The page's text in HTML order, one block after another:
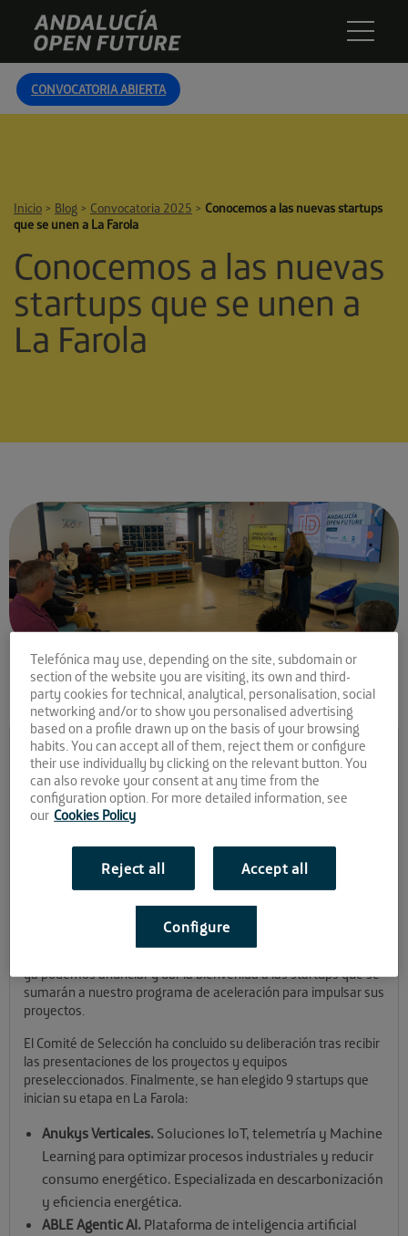
content
Andalucía
Open
Future
CONVOCATORIA ABIERTA
Inicio > Blog > Convocatoria 2025 > Conocemos a las nuevas startups
que se unen a La Farola
Conocemos a las nuevas
startups que se unen a
La Farola
Comparte la noticia:
Conocemos a las nuevas
startups que se unen a La
Farola
Por fin podemos dar la bienvenida a las startups seleccionadas
que se incorporarán a La Farola para acelerar sus proyectos.
Tras haber cerrado el plazo para unirse a Andalucía Open
ya podemos anunciar y dar la bienvenida a las startups que se
sumarán a nuestro programa de aceleración para impulsar sus
proyectos.
El Comité de Selección ha concluido su deliberación tras recibir
las presentaciones de los proyectos y equipos
preseleccionados. Finalmente, se han elegido 9 startups que
inician su etapa en La Farola:
Anukys Verticales. Soluciones IoT, telemetría y Machine
Learning para optimizar procesos industriales y reducir
consumo energético. Especializada en descarbonización
y eficiencia energética.
ABLE Agentic AI. Plataforma de inteligencia artificial
Telefónica may use, depending on the site, subdomain or
section of the website you are visiting, its own and third-
party cookies for technical, analytical, personalisation, social
networking and/or to show you personalised advertising
based on a profile drawn up on the basis of your browsing
habits. You can accept all of them, reject them or configure
their use individually by clicking on the relevant button. You
can also revoke your consent at any time from the
configuration option. For more detailed information, see
our Cookies Policy
Reject all Accept all
Configure